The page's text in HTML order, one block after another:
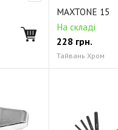
и комплектующие
к ним
комплектующие
MAXTONE 15
На складі
228 грн.
Тайвань Хром